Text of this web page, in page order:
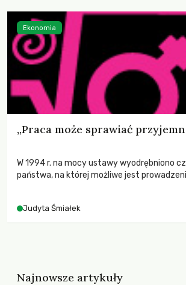
„Praca może sprawiać
W 1994 r. na mocy ustawy wyodrębniono
państwa, na której możliwe jest
Ekonomiczne. Jak się pracuje w tych
Judyta Śmiałek
Ekonomia
Najnowsze artykuły